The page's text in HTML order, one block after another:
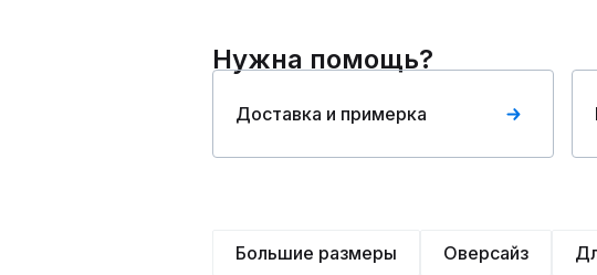
Нужна помощь?
Доставка и примерка
Большие размеры Оверсайз